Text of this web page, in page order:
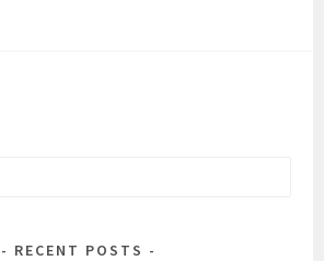
RECENT POSTS